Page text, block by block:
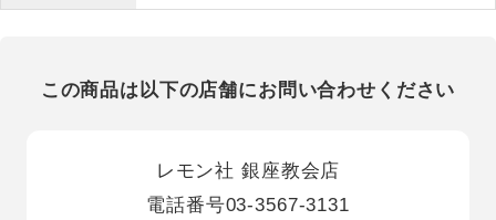
この商品は以下の店舗にお問い合わせください
レモン社 銀座教会店
電話番号03-3567-3131